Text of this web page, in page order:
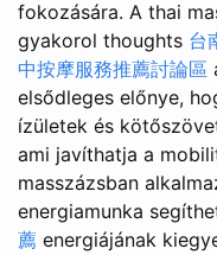
fokozására. A thai
gyakorol thoughts 台
中按摩服務推薦討論區
elsődleges előnye,
ízületek és
ami javíthatja a
masszázsban
energiamunka
薦 energiájának